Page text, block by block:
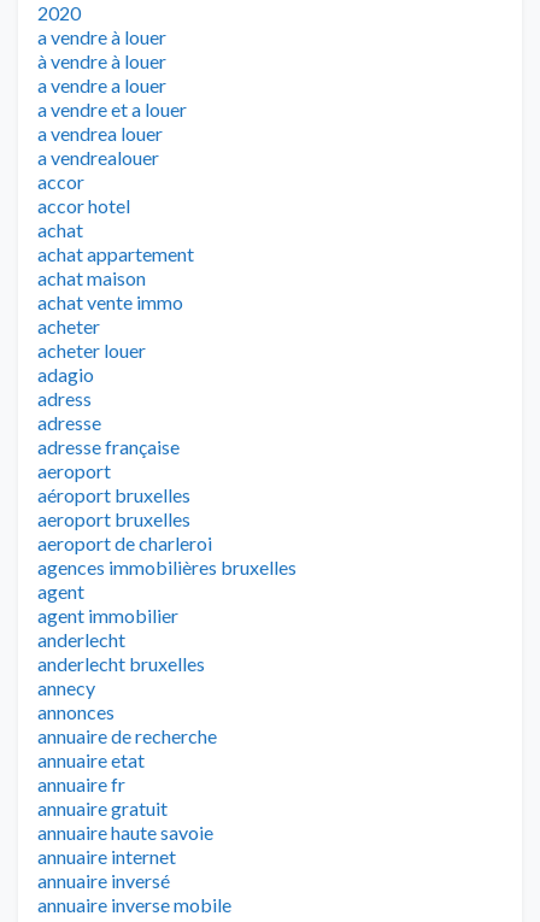
2020
a vendre à louer
à vendre à louer
a vendre a louer
a vendre et a louer
a vendrea louer
a vendrealouer
accor
accor hotel
achat
achat appartement
achat maison
achat vente immo
acheter
acheter louer
adagio
adress
adresse
adresse française
aeroport
aéroport bruxelles
aeroport bruxelles
aeroport de charleroi
agences immobilières bruxelles
agent
agent immobilier
anderlecht
anderlecht bruxelles
annecy
annonces
annuaire de recherche
annuaire etat
annuaire fr
annuaire gratuit
annuaire haute savoie
annuaire internet
annuaire inversé
annuaire inverse mobile